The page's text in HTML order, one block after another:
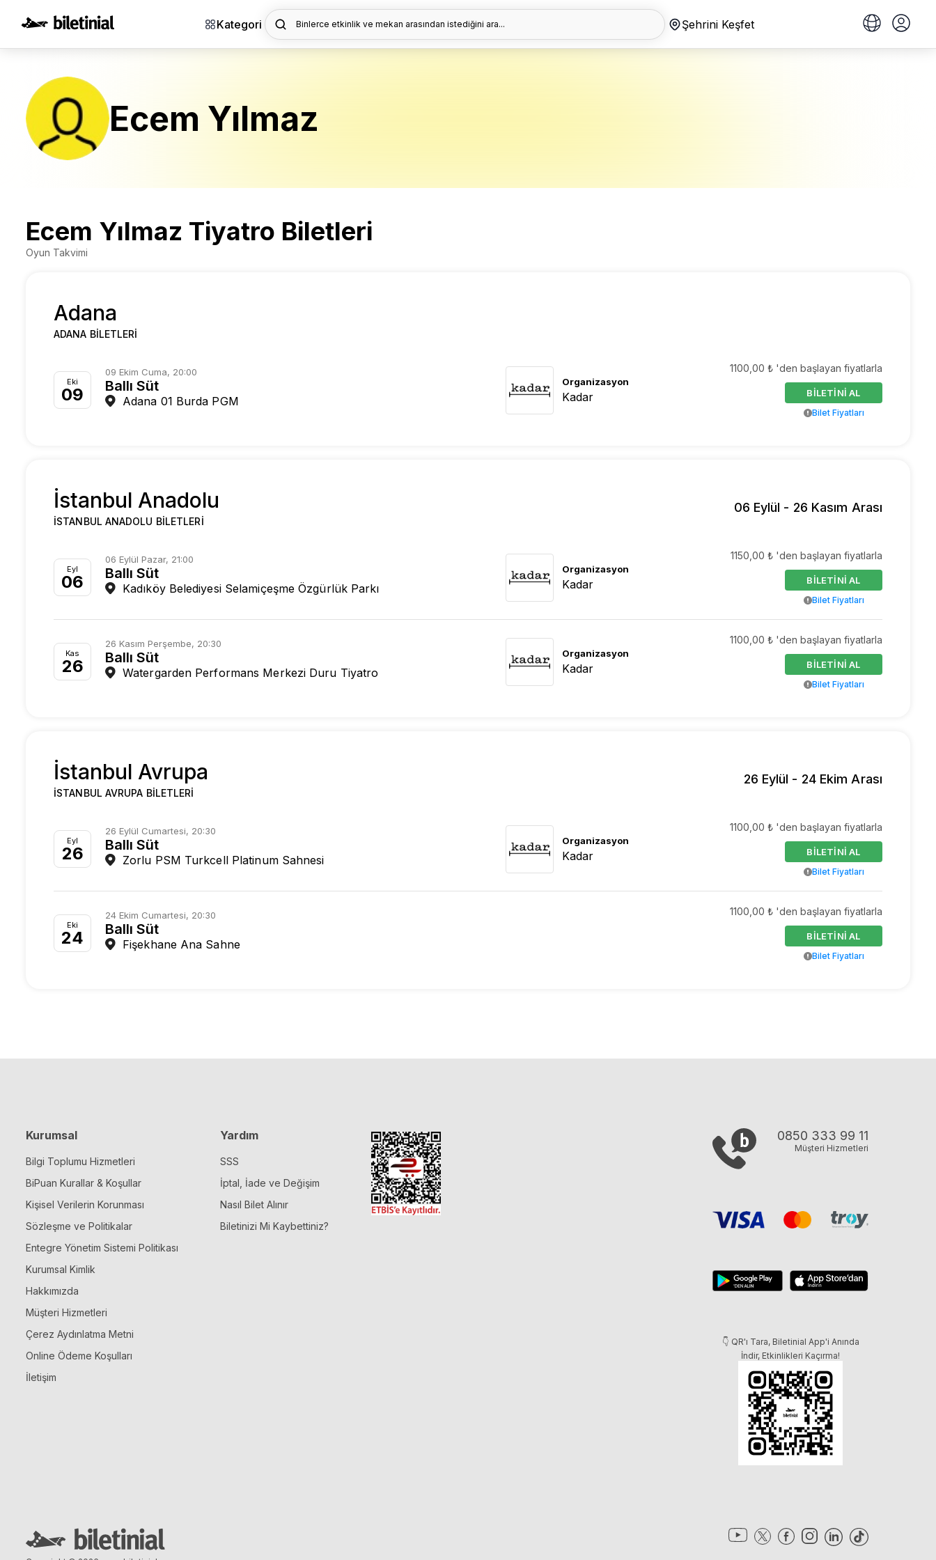
Kategori Binlerce etkinlik ve mekan arasından istediğini ara... Şehrini Keşfet
Ecem Yılmaz
Ecem Yılmaz Tiyatro Biletleri
Oyun Takvimi
Adana
ADANA BILETLERI
Eki
09
09 Ekim Cuma, 20:00
Ballı Süt
Adana 01 Burda PGM
Organizasyon
Kadar
1100,00 ₺ 'den başlayan fiyatlarla
BİLETİNİ AL
Bilet Fiyatları
İstanbul Anadolu
İSTANBUL ANADOLU BILETLERI
06 Eylül - 26 Kasım Arası
Eyl
06
06 Eylül Pazar, 21:00
Ballı Süt
Kadıköy Belediyesi Selamiçeşme Özgürlük Parkı
Organizasyon
Kadar
1150,00 ₺ 'den başlayan fiyatlarla
BİLETİNİ AL
Bilet Fiyatları
Kas
26
26 Kasım Perşembe, 20:30
Ballı Süt
Watergarden Performans Merkezi Duru Tiyatro
Organizasyon
Kadar
1100,00 ₺ 'den başlayan fiyatlarla
BİLETİNİ AL
Bilet Fiyatları
İstanbul Avrupa
İSTANBUL AVRUPA BILETLERI
26 Eylül - 24 Ekim Arası
Eyl
26
26 Eylül Cumartesi, 20:30
Ballı Süt
Zorlu PSM Turkcell Platinum Sahnesi
Organizasyon
Kadar
1100,00 ₺ 'den başlayan fiyatlarla
BİLETİNİ AL
Bilet Fiyatları
Eki
24
24 Ekim Cumartesi, 20:30
Ballı Süt
Fişekhane Ana Sahne
1100,00 ₺ 'den başlayan fiyatlarla
BİLETİNİ AL
Bilet Fiyatları
Kurumsal
Bilgi Toplumu Hizmetleri
BiPuan Kurallar & Koşullar
Kişisel Verilerin Korunması
Sözleşme ve Politikalar
Entegre Yönetim Sistemi Politikası
Kurumsal Kimlik
Hakkımızda
Müşteri Hizmetleri
Çerez Aydınlatma Metni
Online Ödeme Koşulları
İletişim
Yardım
SSS
İptal, İade ve Değişim
Nasıl Bilet Alınır
Biletinizi Mi Kaybettiniz?
0850 333 99 11
Müşteri Hizmetleri
👇 QR'ı Tara, Biletinial App'i Anında
İndir, Etkinlikleri Kaçırma!